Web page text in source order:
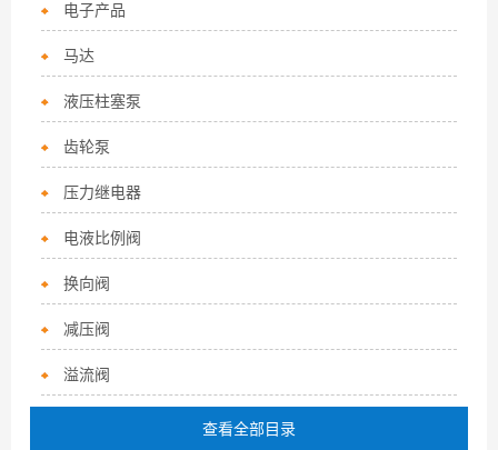
电子产品
马达
液压柱塞泵
齿轮泵
压力继电器
电液比例阀
换向阀
减压阀
溢流阀
查看全部目录